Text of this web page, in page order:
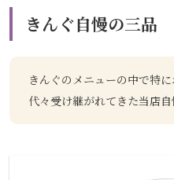
きんぐ自慢の三品
きんぐのメニューの中で特
代々受け継がれてきた当店